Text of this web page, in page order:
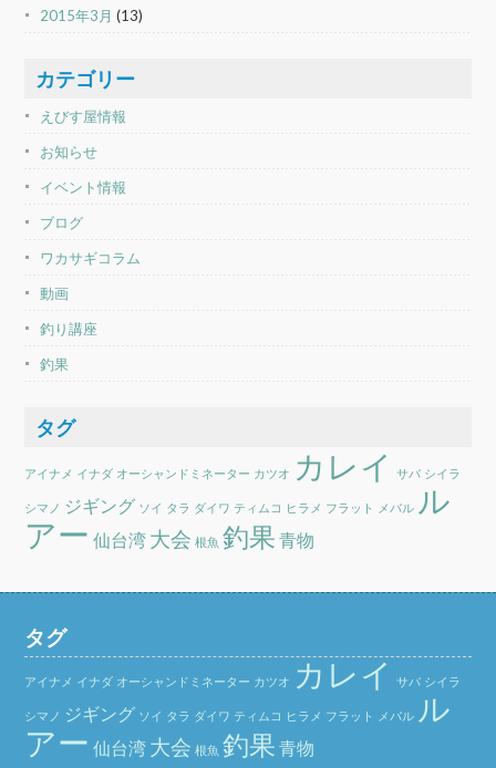
2015年3月 (13)
カテゴリー
えびす屋情報
お知らせ
イベント情報
ブログ
ワカサギコラム
動画
釣り講座
釣果
タグ
アイナメ イナダ オーシャンドミネーター カツオ カレイ サバ シイラ
シマノ ジギング ソイ タラ ダイワ ティムコ ヒラメ フラット メバル ル
アー 仙台湾 大会 根魚 釣果 青物
タグ
アイナメ イナダ オーシャンドミネーター カツオ カレイ サバ シイラ
シマノ ジギング ソイ タラ ダイワ ティムコ ヒラメ フラット メバル ル
アー 仙台湾 大会 根魚 釣果 青物